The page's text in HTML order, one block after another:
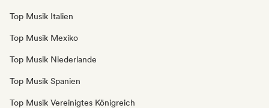
Top Musik Italien
Top Musik Mexiko
Top Musik Niederlande
Top Musik Spanien
Top Musik Vereinigtes Königreich